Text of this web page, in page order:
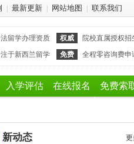
最新更新 网站地图 联系我们
留学办理资质 权威
院校直属授权招
于新西兰留学 免费 全程零咨询费申
入学评估 在线报名 免费索
新动态 更